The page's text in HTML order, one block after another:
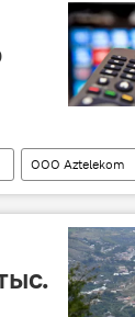
ООО Aztelekom